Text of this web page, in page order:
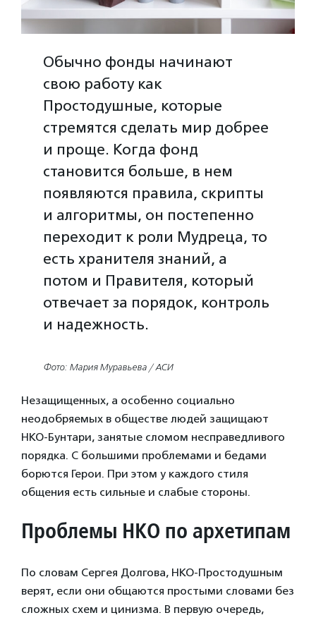
Обычно фонды начинают
свою работу как
Простодушные, которые
стремятся сделать мир добрее
и проще. Когда фонд
становится больше, в нем
появляются правила, скрипты
и алгоритмы, он постепенно
переходит к роли Мудреца, то
есть хранителя знаний, а
потом и Правителя, который
отвечает за порядок, контроль
и надежность.
Фото: Мария Муравьева / АСИ
Незащищенных, а особенно социально
неодобряемых в обществе людей защищают
НКО-Бунтари, занятые сломом несправедливого
порядка. С большими проблемами и бедами
борются Герои. При этом у каждого стиля
общения есть сильные и слабые стороны.
Проблемы НКО по архетипам
По словам Сергея Долгова, НКО-Простодушным
верят, если они общаются простыми словами без
сложных схем и цинизма. В первую очередь,